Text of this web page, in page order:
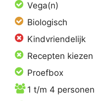
Vega(n)
Biologisch
Kindvriendelijk
Recepten kiezen
Proefbox
1 t/m 4 personen